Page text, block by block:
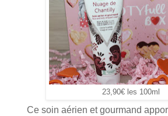
23,90€ les 100ml
Ce soin aérien et gourmand